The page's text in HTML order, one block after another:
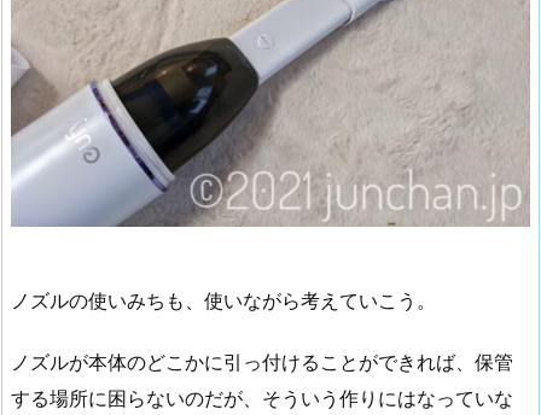
ノズルの使いみちも、使いながら考えていこう。
ノズルが本体のどこかに引っ付けることができれば、保管
する場所に困らないのだが、そういう作りにはなっていな